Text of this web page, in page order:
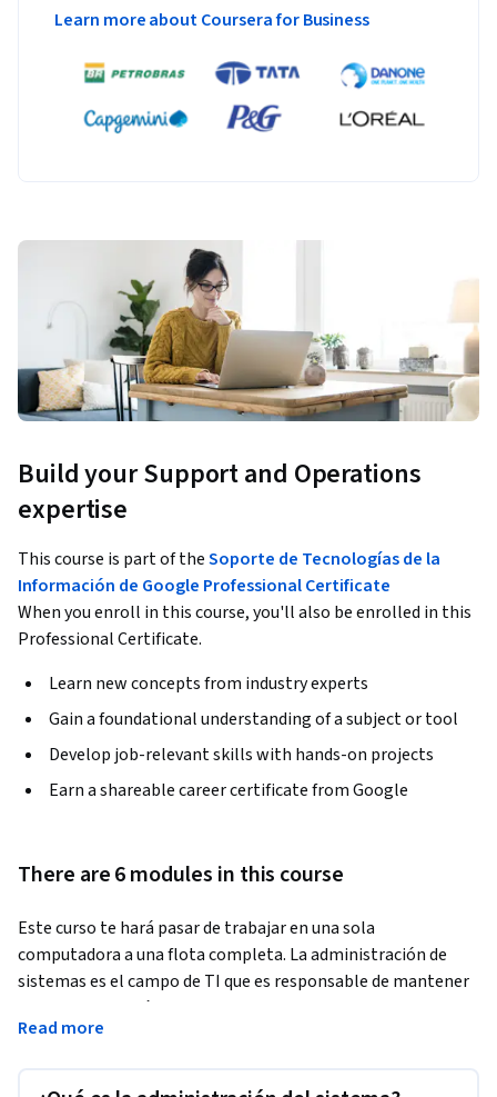
Learn more about Coursera for Business
Build your Support and Operations
expertise
This course is part of theSoporte de Tecnologías de la
Información de Google Professional Certificate
When you enroll in this course, you'll also be enrolled in this
Professional Certificate.
Learn new concepts from industry experts
Gain a foundational understanding of a subject or tool
Develop job-relevant skills with hands-on projects
Earn a shareable career certificate from Google
There are 6 modules in this course
Este curso te hará pasar de trabajar en una sola
computadora a una flota completa. La administración de
sistemas es el campo de TI que es responsable de mantener
sistemas informáticos confiables en un entorno
multiusuario. En este curso, aprenderás sobre los servicios de
las organizaciones, grandes y pequeñas. Nos sumergiremos
Read more